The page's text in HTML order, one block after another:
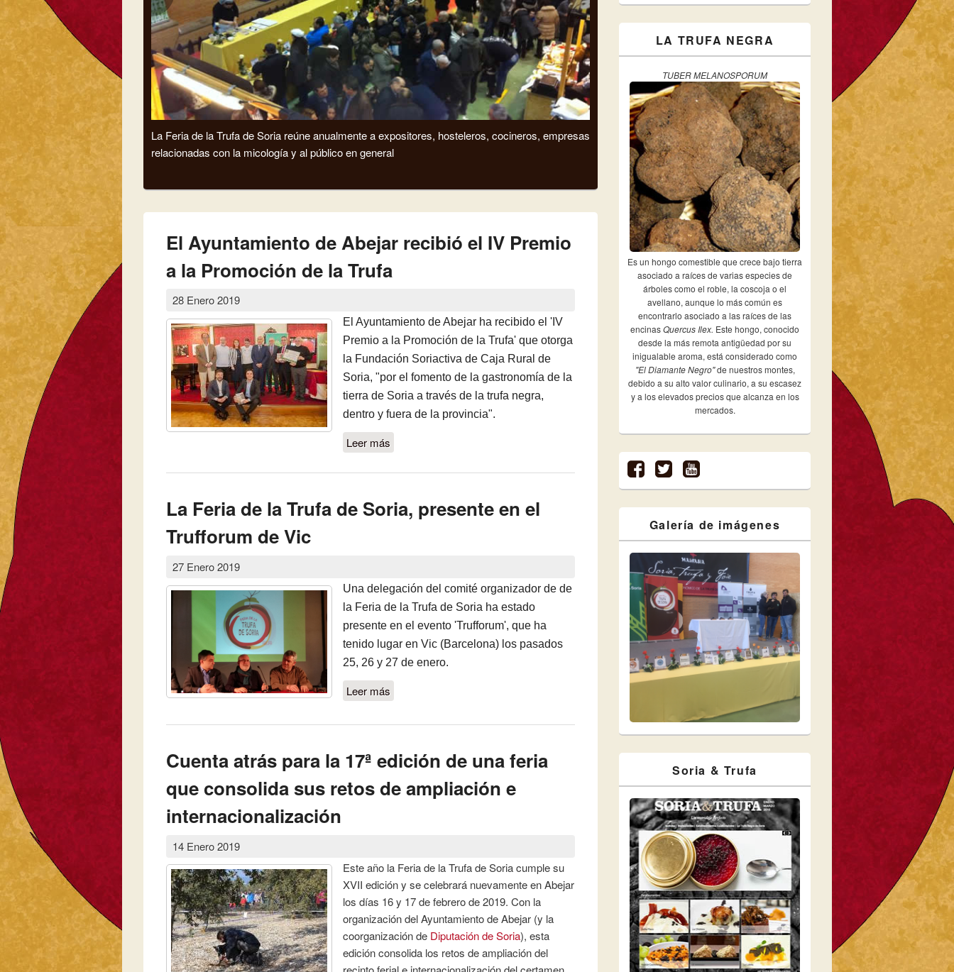
La Feria de la Trufa de Soria reúne anualmente a expositores, hosteleros, cocineros, empresas
relacionadas con la micología y al público en general
El Ayuntamiento de Abejar recibió el IV Premio
a la Promoción de la Trufa
28 Enero 2019
El Ayuntamiento de Abejar ha recibido el 'IV
Premio a la Promoción de la Trufa' que otorga
la Fundación Soriactiva de Caja Rural de
Soria, "por el fomento de la gastronomía de la
tierra de Soria a través de la trufa negra,
dentro y fuera de la provincia".
Leer más
La Feria de la Trufa de Soria, presente en el
Trufforum de Vic
27 Enero 2019
Una delegación del comité organizador de de
la Feria de la Trufa de Soria ha estado
presente en el evento 'Trufforum', que ha
tenido lugar en Vic (Barcelona) los pasados
25, 26 y 27 de enero.
Leer más
Cuenta atrás para la 17ª edición de una feria
que consolida sus retos de ampliación e
internacionalización
14 Enero 2019
Este año la Feria de la Trufa de Soria cumple su
XVII edición y se celebrará nuevamente en Abejar
los días 16 y 17 de febrero de 2019. Con la
organización del Ayuntamiento de Abejar (y la
coorganización de Diputación de Soria), esta
edición consolida los retos de ampliación del
LA TRUFA NEGRA
TUBER MELANOSPORUM
Es un hongo comestible que crece bajo tierra
asociado a raíces de varias especies de
árboles como el roble, la coscoja o el
avellano, aunque lo más común es
encontrarlo asociado a las raíces de las
encinasQuercus Ilex. Este hongo, conocido
desde la más remota antigüedad por su
inigualable aroma, está considerado como
"El Diamante Negro"de nuestros montes,
debido a su alto valor culinario, a su escasez
y a los elevados precios que alcanza en los
mercados.
Galería de imágenes
Soria & Trufa